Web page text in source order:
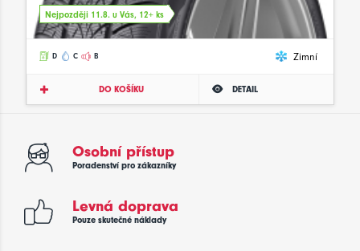
Nejpozději 11.8. u Vás, 12+ ks
D C B Zimní
DO KOŠÍKU DETAIL
Osobní přístup
Poradenství pro zákazníky
Levná doprava
Pouze skutečné náklady